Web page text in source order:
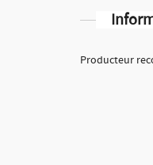
Producteur